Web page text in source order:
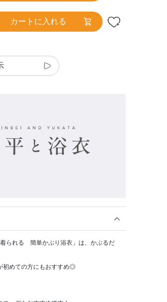
カートに入れる
られる 簡単かぶり浴衣」は、かぶるだ
初めての方にもおすすめ◎